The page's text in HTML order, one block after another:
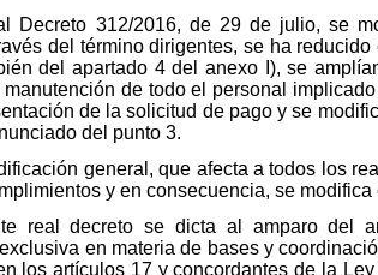
Decreto 312/2016, de 29 de julio, se
del término dirigentes, se ha
del apartado 4 del anexo I), se
de todo el personal
de la solicitud de pago y se
del punto 3.
general, que afecta a todos los
y en consecuencia, se
real decreto se dicta al amparo del
en materia de bases y
los artículos 17 y concordantes de la